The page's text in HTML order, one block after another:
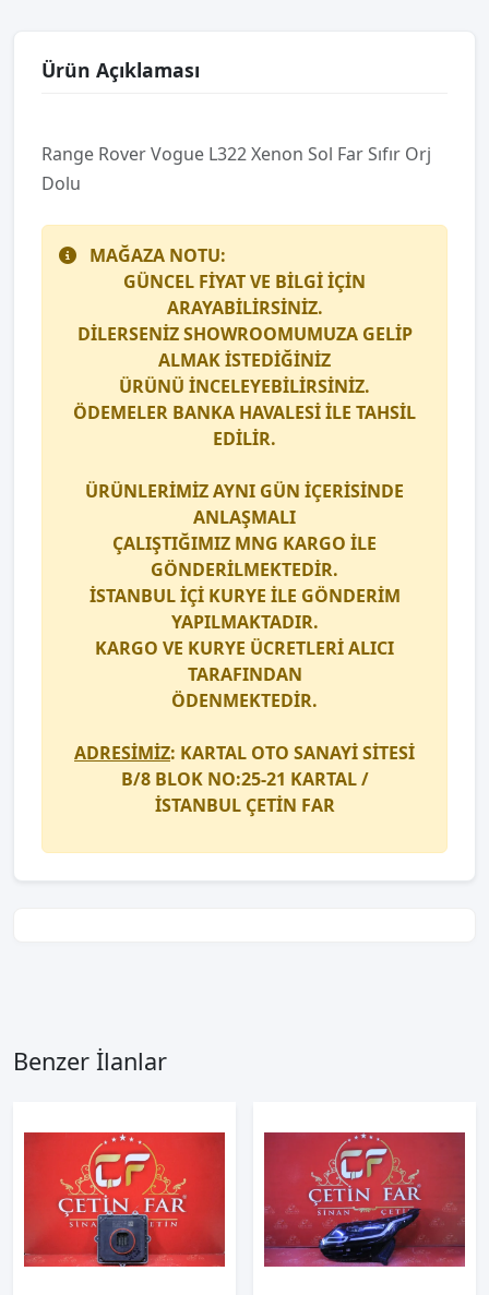
Ürün Açıklaması
Range Rover Vogue L322 Xenon Sol Far Sıfır Orj
Dolu
MAĞAZA NOTU:
GÜNCEL FİYAT VE BİLGİ İÇİN
ARAYABİLİRSİNİZ.
DİLERSENİZ SHOWROOMUMUZA GELİP
ALMAK İSTEDİĞİNİZ
ÜRÜNÜ İNCELEYEBİLİRSİNİZ.
ÖDEMELER BANKA HAVALESİ İLE TAHSİL
EDİLİR.
ÜRÜNLERİMİZ AYNI GÜN İÇERİSİNDE
ANLAŞMALI
ÇALIŞTIĞIMIZ MNG KARGO İLE
GÖNDERİLMEKTEDİR.
İSTANBUL İÇİ KURYE İLE GÖNDERİM
YAPILMAKTADIR.
KARGO VE KURYE ÜCRETLERİ ALICI
TARAFINDAN
ÖDENMEKTEDİR.
ADRESİMİZ: KARTAL OTO SANAYİ SİTESİ
B/8 BLOK NO:25-21 KARTAL /
İSTANBUL ÇETİN FAR
Benzer İlanlar